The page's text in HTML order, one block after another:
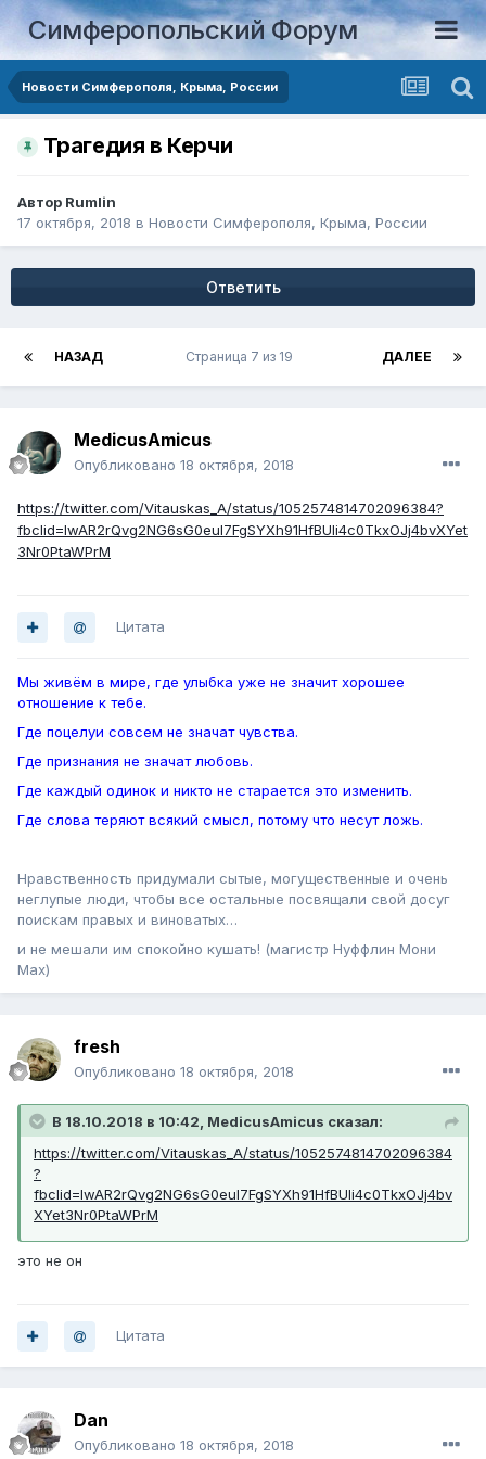
Симферопольский Форум
Новости Симферополя, Крыма, России
Трагедия в Керчи
Автор Rumlin
17 октября, 2018 в Новости Симферополя, Крыма, России
Ответить
НАЗАД ДАЛЕЕ
Страница 7 из 19
MedicusAmicus
Опубликовано 18 октября, 2018
https://twitter.com/Vitauskas_A/status/1052574814702096384?
fbclid=IwAR2rQvg2NG6sG0eul7FgSYXh91HfBUIi4c0TkxOJj4bvXYet
3Nr0PtaWPrM
Цитата
Мы живём в мире, где улыбка уже не значит хорошее
отношение к тебе.
Где поцелуи совсем не значат чувства.
Где признания не значат любовь.
Где каждый одинок и никто не старается это изменить.
Где слова теряют всякий смысл, потому что несут ложь.
Нравственность придумали сытые, могущественные и очень
неглупые люди, чтобы все остальные посвящали свой досуг
поискам правых и виноватых…
и не мешали им спокойно кушать! (магистр Нуффлин Мони
Мах)
fresh
Опубликовано 18 октября, 2018
В 18.10.2018 в 10:42, MedicusAmicus сказал:
https://twitter.com/Vitauskas_A/status/1052574814702096384
?
fbclid=IwAR2rQvg2NG6sG0eul7FgSYXh91HfBUIi4c0TkxOJj4bv
XYet3Nr0PtaWPrM
это не он
Цитата
Dan
Опубликовано 18 октября, 2018